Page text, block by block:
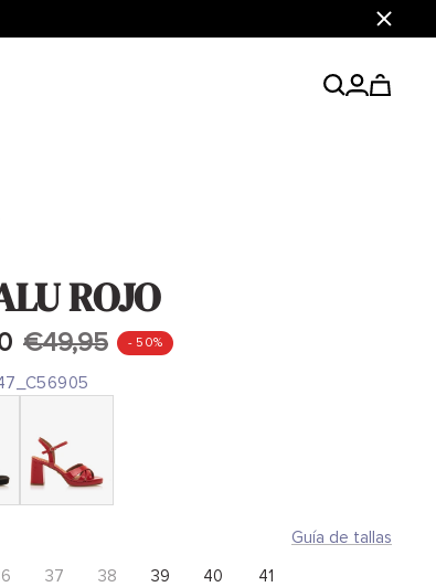
Cerrar
ROJO
€49,95 - 50%
Guía de tallas
37 38 39 40 41